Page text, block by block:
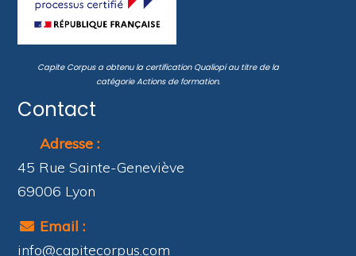
Capite Corpus a obtenu la certification Qualiopiau titre de la
catégorieActions de formation.
Contact
Adresse :
45 Rue Sainte-Geneviève
69006 Lyon
Email :
info@capitecorpus.com